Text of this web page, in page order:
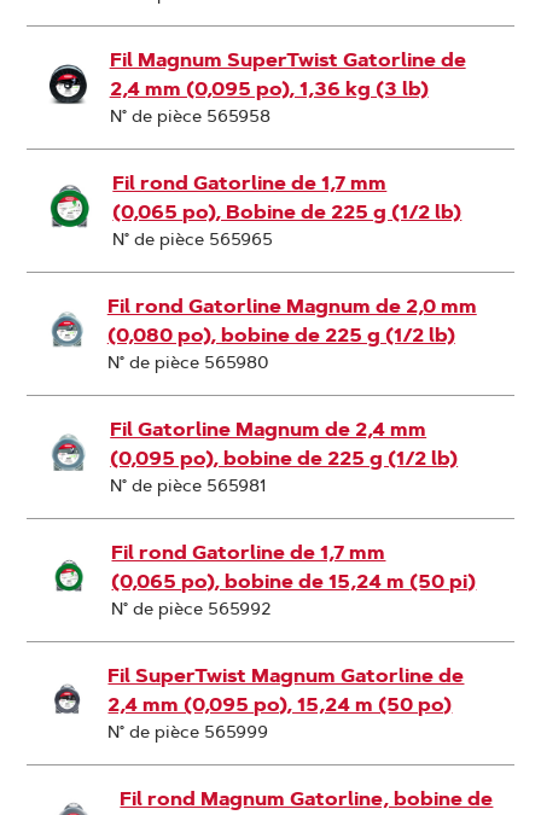
Fil Magnum SuperTwist Gatorline de
2,4 mm (0,095 po), 1,36 kg (3 lb)
N° de pièce 565958
Fil rond Gatorline de 1,7 mm
(0,065 po), Bobine de 225 g (1/2 lb)
N° de pièce 565965
Fil rond Gatorline Magnum de 2,0 mm
(0,080 po), bobine de 225 g (1/2 lb)
N° de pièce 565980
Fil Gatorline Magnum de 2,4 mm
(0,095 po), bobine de 225 g (1/2 lb)
N° de pièce 565981
Fil rond Gatorline de 1,7 mm
(0,065 po), bobine de 15,24 m (50 pi)
N° de pièce 565992
Fil SuperTwist Magnum Gatorline de
2,4 mm (0,095 po), 15,24 m (50 po)
N° de pièce 565999
Fil rond Magnum Gatorline, bobine de